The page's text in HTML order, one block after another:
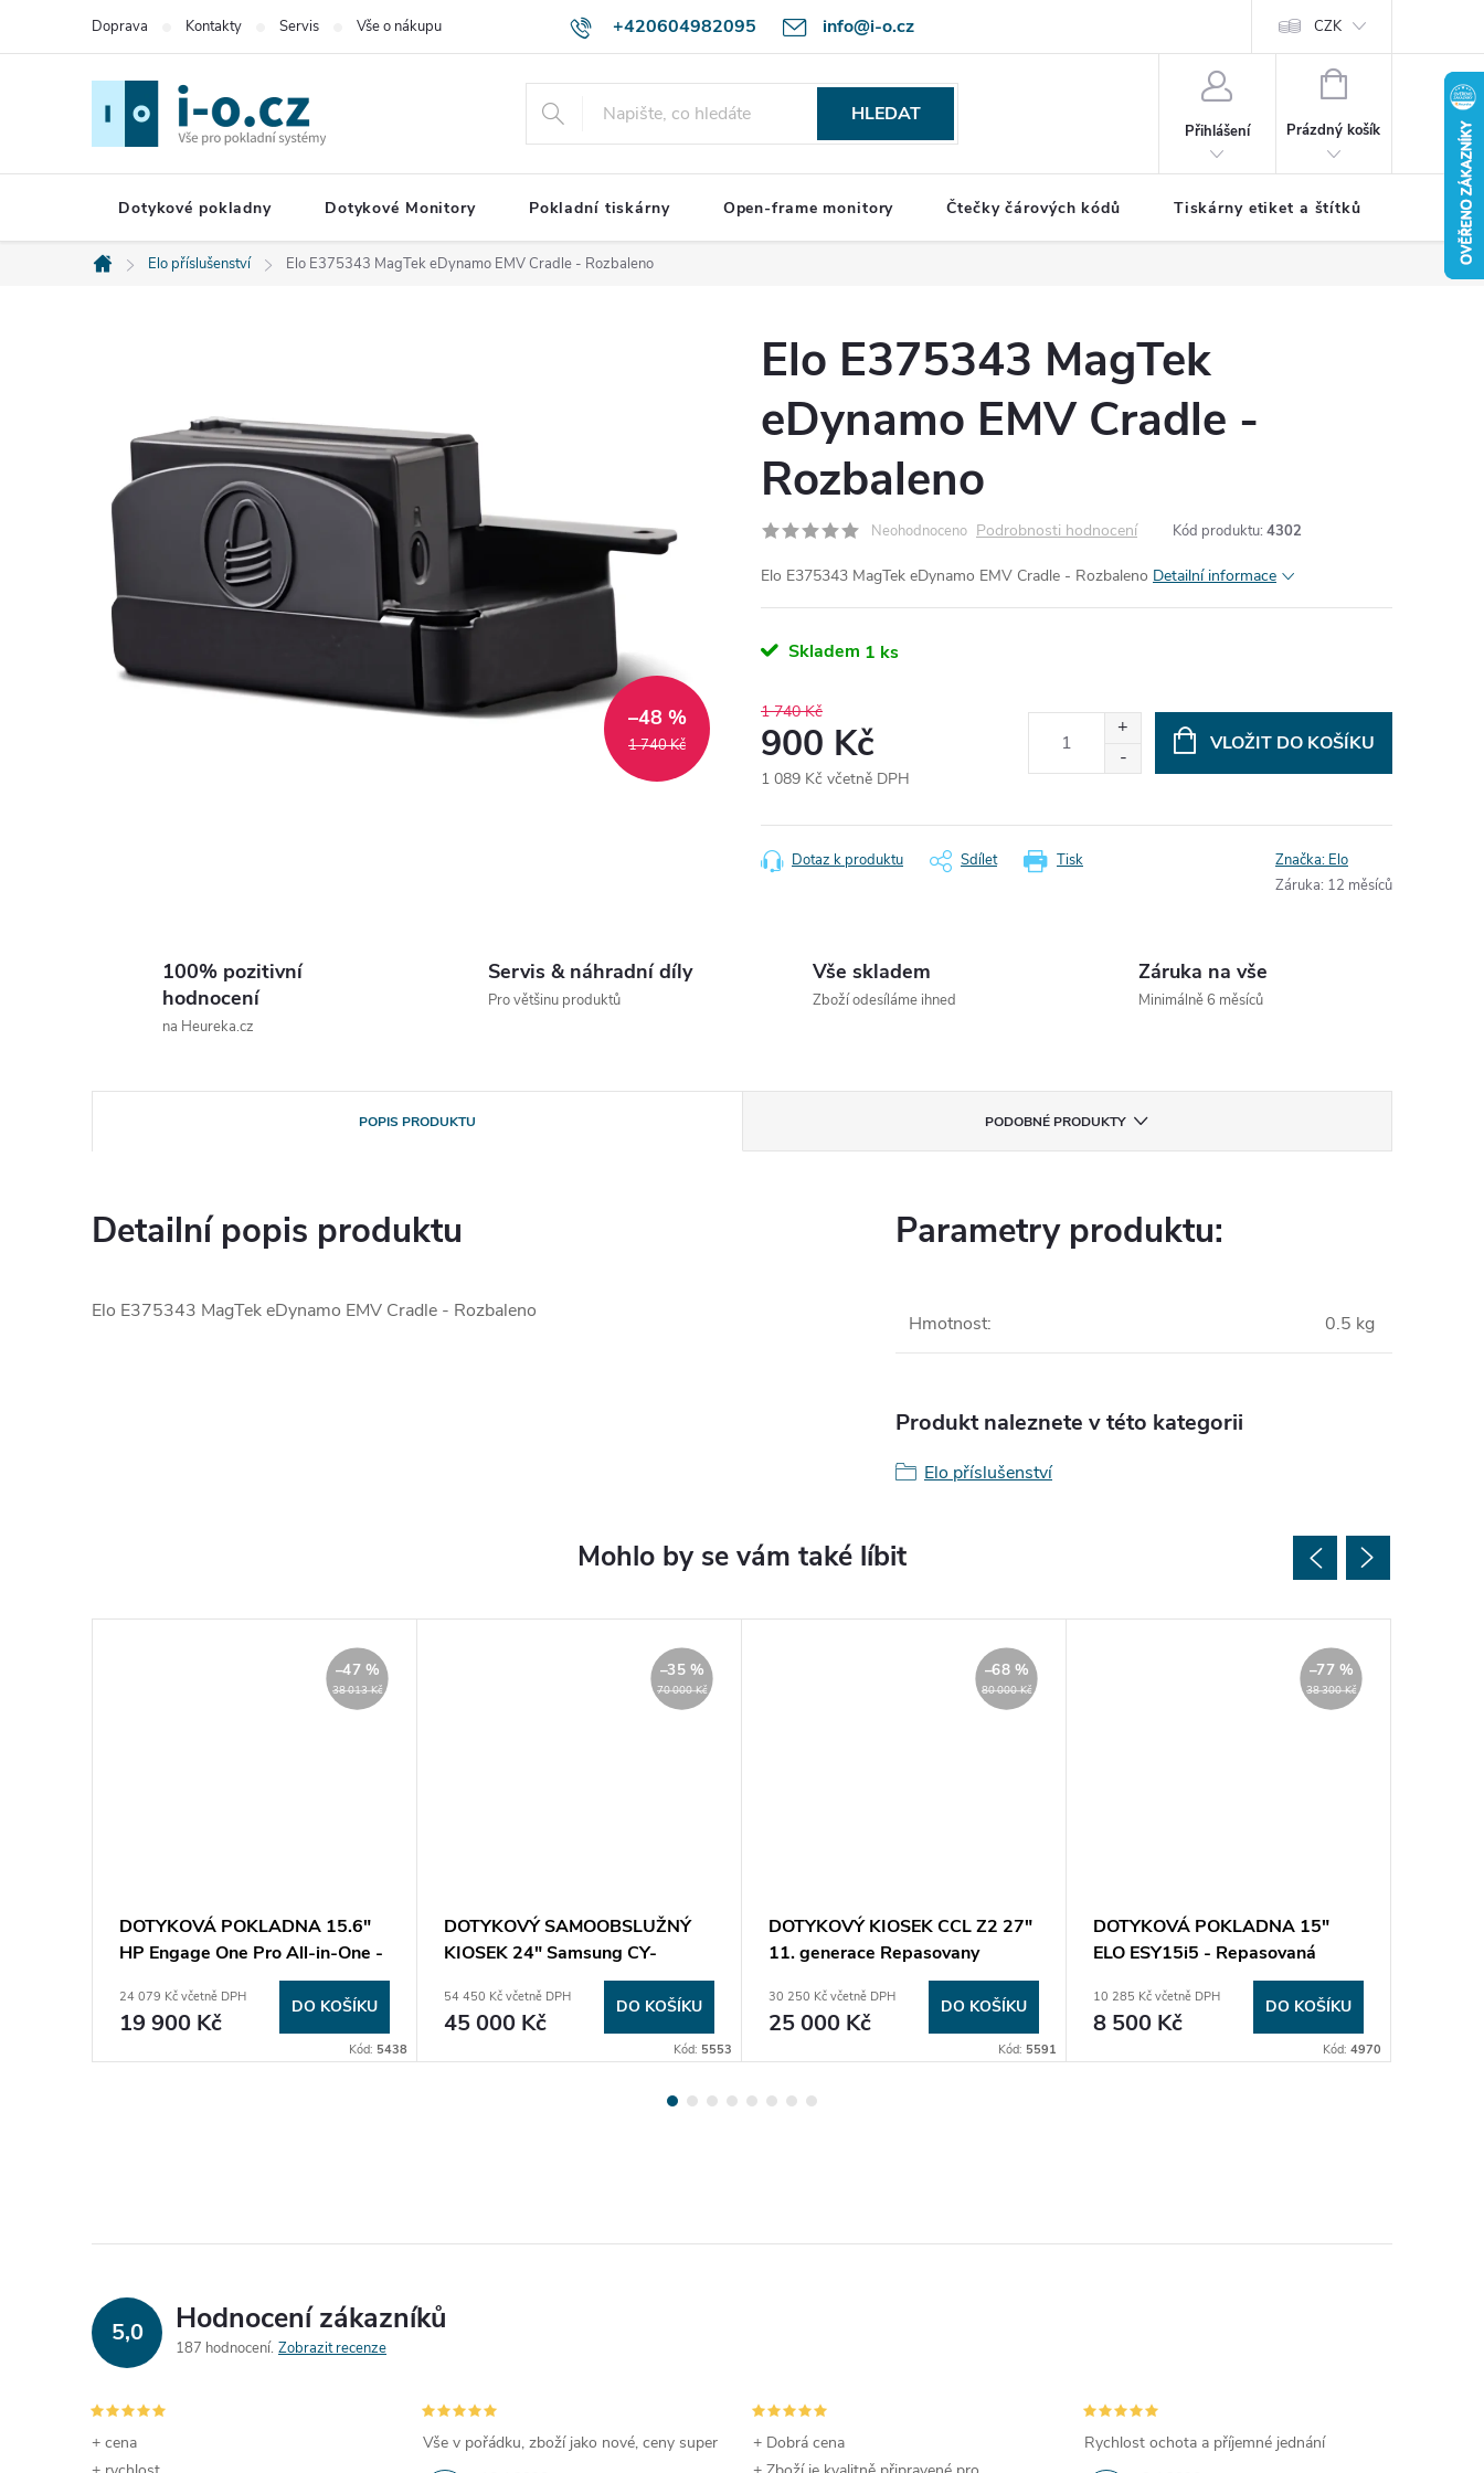
+420604982095 info@i-o.cz
Doprava Kontakty Servis Vše o nákupu CZK
HLEDAT
Přihlášení
NÁKUPNÍ
Prázdný košík
Dotykové pokladny Dotykové Monitory Pokladní tiskárny Open-frame monitory Čtečky čárových kódů Tiskárny etiket a štítků
Domů
Elo příslušenství Elo E375343 MagTek eDynamo EMV Cradle - Rozbaleno
1 740 Kč
–48 %
Elo E375343 MagTek
eDynamo EMV Cradle -
Rozbaleno
Neohodnoceno Podrobnosti hodnocení Kód produktu: 4302
Elo E375343 MagTek eDynamo EMV Cradle - Rozbaleno Detailní informace
Skladem 1 ks
1 740 Kč
900 Kč
1 089 Kč včetně DPH
cena:
VLOŽIT DO KOŠÍKU
Tisk
Dotaz k produktu Sdílet Značka: Elo
Záruka: 12 měsíců
100% pozitivní
hodnocení
na Heureka.cz
Servis & náhradní díly
Pro většinu produktů
Vše skladem
Zboží odesíláme ihned
Záruka na vše
Minimálně 6 měsíců
POPIS PRODUKTU PODOBNÉ PRODUKTY
Detailní popis produktu
Elo E375343 MagTek eDynamo EMV Cradle - Rozbaleno
Parametry produktu:
Hmotnost: 0.5 kg
Produkt naleznete v této kategorii
Elo příslušenství
38 013 Kč
–47 %
DOTYKOVÁ POKLADNA 15.6"
HP Engage One Pro All-in-One -
24 079 Kč včetně DPH
19 900 Kč
DO KOŠÍKU
Kód: 5438
70 000 Kč
–35 %
DOTYKOVÝ SAMOOBSLUŽNÝ
KIOSEK 24" Samsung CY-
LH24KMC3BGCXEN
54 450 Kč včetně DPH
45 000 Kč
DO KOŠÍKU
Kód: 5553
80 000 Kč
–68 %
DOTYKOVÝ KIOSEK CCL Z2 27"
11. generace Repasovany
30 250 Kč včetně DPH
25 000 Kč
DO KOŠÍKU
Kód: 5591
38 300 Kč
–77 %
DOTYKOVÁ POKLADNA 15"
ELO ESY15i5 - Repasovaná
10 285 Kč včetně DPH
8 500 Kč
DO KOŠÍKU
Kód: 4970
5,0 Hodnocení zákazníků
187 hodnocení Zobrazit recenze
+ cena
Vše v pořádku, zboží jako nové, ceny super
+ Dobrá cena
Rychlost ochota a příjemné jednání